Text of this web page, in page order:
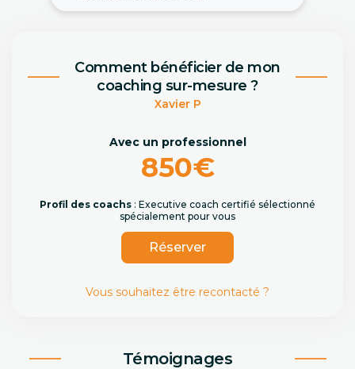
Comment bénéficier de mon
coaching sur-mesure ?
Xavier P
Avec un professionnel
850€
Profil des coachs : Executive coach certifié sélectionné
spécialement pour vous
Réserver
Vous souhaitez être recontacté ?
Témoignages